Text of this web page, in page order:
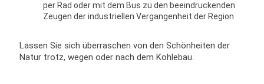
per Rad oder mit dem Bus zu den beeindruckenden
Zeugen der industriellen Vergangenheit der Region
Lassen Sie sich überraschen von den Schönheiten der
Natur trotz, wegen oder nach dem Kohlebau.